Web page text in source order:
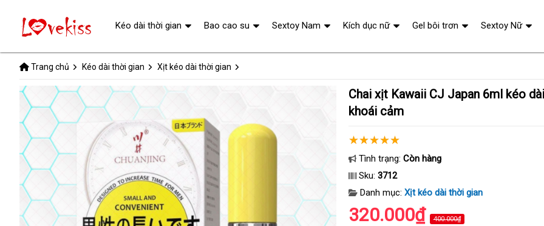
Trang chủ Kéo dài thời gian Xịt kéo dài thời gian
Chai xịt Kawaii CJ Japan 6ml kéo dài thời gian, tăng
khoái cảm
Tình trạng: Còn hàng
Sku: 3712
Danh mục: Xịt kéo dài thời gian
320.000₫ 400.000₫
Kéo dài thời gian Bao cao su Sextoy Nam Kích dục nữ Gel bôi trơn Sextoy Nữ